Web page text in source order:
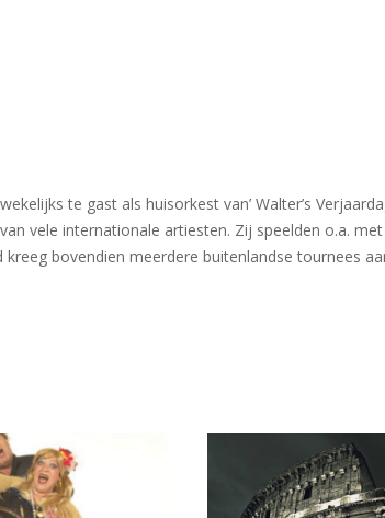
te gast als huisorkest van’ Walter’s
vele internationale artiesten. Zij speelden o.a.
bovendien meerdere buitenlandse tournees